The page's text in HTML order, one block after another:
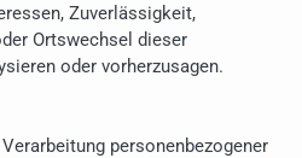
Zuverlässigkeit,
Ortswechsel dieser
oder vorherzusagen.
personenbezogener